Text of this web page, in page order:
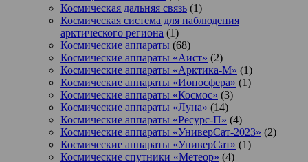
Космическая дальняя связь (1)
Космическая система для наблюдения
арктического региона (1)
Космические аппараты (68)
Космические аппараты «Аист» (2)
Космические аппараты «Арктика-М» (1)
Космические аппараты «Ионосфера» (1)
Космические аппараты «Космос» (3)
Космические аппараты «Луна» (14)
Космические аппараты «Ресурс-П» (4)
Космические аппараты «УниверСат-2023» (2)
Космические аппараты «УниверСат» (1)
Космические спутники «Метеор» (4)